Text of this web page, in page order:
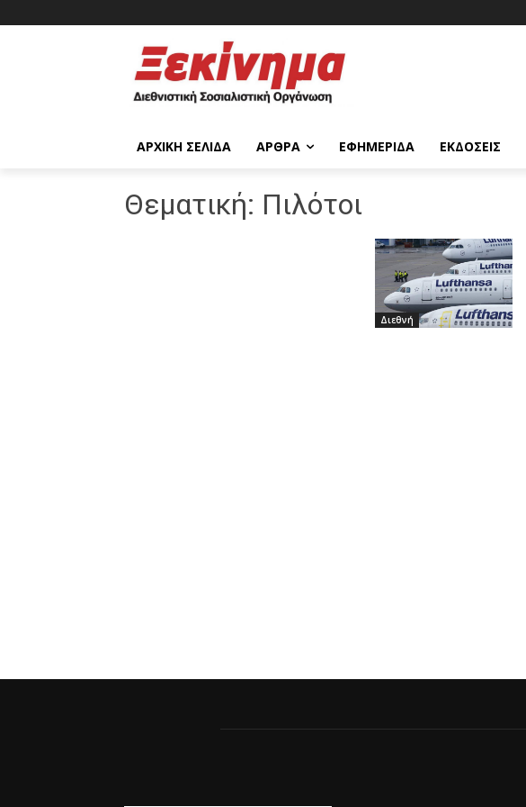
ΑΡΧΙΚΉ ΣΕΛΊΔΑ ΆΡΘΡΑ ΕΦΗΜΕΡΊΔΑ ΕΚΔΌΣΕΙΣ
Θεματική: Πιλότοι
Διεθνή